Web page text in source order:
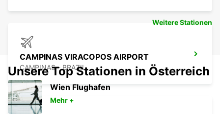
CAMPINAS VIRACOPOS AIRPORT
CAMPINAS - BRAZIL
Weitere Stationen
Unsere Top Stationen in Österreich
Wien Flughafen
Mehr +